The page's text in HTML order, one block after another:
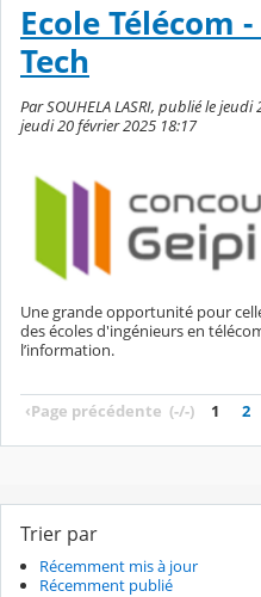
Ecole Télécom
Tech
Par SOUHELA LASRI, publié le
jeudi 20 février 2025 18:17
Une grande opportunité pour
des écoles d'ingénieurs en
l’information.
‹Page précédente (-/-) 1 2
Trier par
Récemment mis à jour
Récemment publié